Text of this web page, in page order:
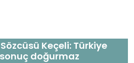
Sözcüsü Keçeli: Türkiye
doğurmaz